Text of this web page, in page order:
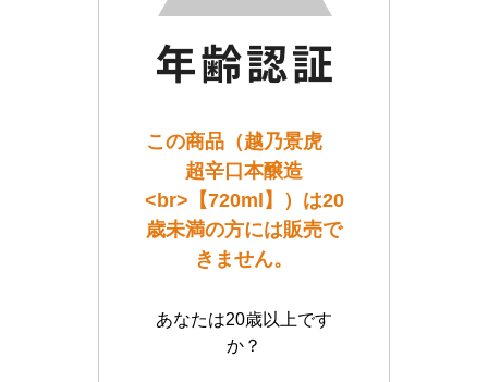
この商品（越乃景虎
超辛口本醸造
<br>【720ml】）は20
歳未満の方には販売で
きません。
あなたは20歳以上です
か？